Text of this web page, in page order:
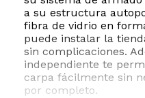
a su estructura
fibra de vidrio en
puede instalar la
sin complicaciones.
independiente te
carpa fácilmente sin
por completo.